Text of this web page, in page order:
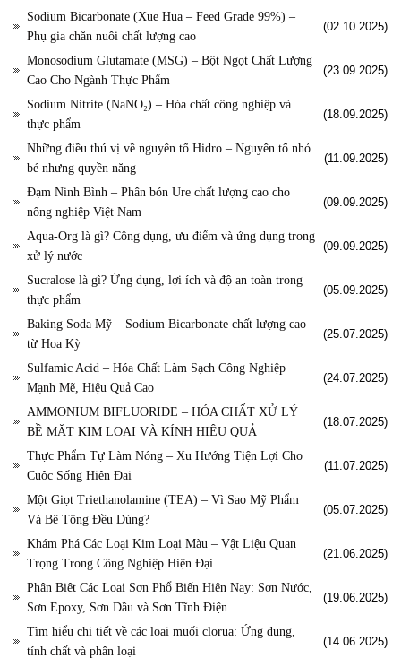
Sodium Bicarbonate (Xue Hua – Feed Grade 99%) –
Phụ gia chăn nuôi chất lượng cao
(02.10.2025)
Monosodium Glutamate (MSG) – Bột Ngọt Chất Lượng
Cao Cho Ngành Thực Phẩm
(23.09.2025)
Sodium Nitrite (NaNO₂) – Hóa chất công nghiệp và
thực phẩm
(18.09.2025)
Những điều thú vị về nguyên tố Hidro – Nguyên tố nhỏ
bé nhưng quyền năng
(11.09.2025)
Đạm Ninh Bình – Phân bón Ure chất lượng cao cho
nông nghiệp Việt Nam
(09.09.2025)
Aqua-Org là gì? Công dụng, ưu điểm và ứng dụng trong
xử lý nước
(09.09.2025)
Sucralose là gì? Ứng dụng, lợi ích và độ an toàn trong
thực phẩm
(05.09.2025)
Baking Soda Mỹ – Sodium Bicarbonate chất lượng cao
từ Hoa Kỳ
(25.07.2025)
Sulfamic Acid – Hóa Chất Làm Sạch Công Nghiệp
Mạnh Mẽ, Hiệu Quả Cao
(24.07.2025)
AMMONIUM BIFLUORIDE – HÓA CHẤT XỬ LÝ
BỀ MẶT KIM LOẠI VÀ KÍNH HIỆU QUẢ
(18.07.2025)
Thực Phẩm Tự Làm Nóng – Xu Hướng Tiện Lợi Cho
Cuộc Sống Hiện Đại
(11.07.2025)
Một Giọt Triethanolamine (TEA) – Vì Sao Mỹ Phẩm
Và Bê Tông Đều Dùng?
(05.07.2025)
Khám Phá Các Loại Kim Loại Màu – Vật Liệu Quan
Trọng Trong Công Nghiệp Hiện Đại
(21.06.2025)
Phân Biệt Các Loại Sơn Phổ Biến Hiện Nay: Sơn Nước,
Sơn Epoxy, Sơn Dầu và Sơn Tĩnh Điện
(19.06.2025)
Tìm hiểu chi tiết về các loại muối clorua: Ứng dụng,
tính chất và phân loại
(14.06.2025)